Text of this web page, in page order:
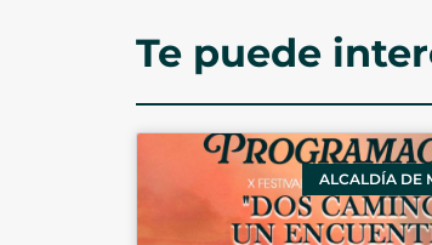
Te puede
ALCALDÍA DE